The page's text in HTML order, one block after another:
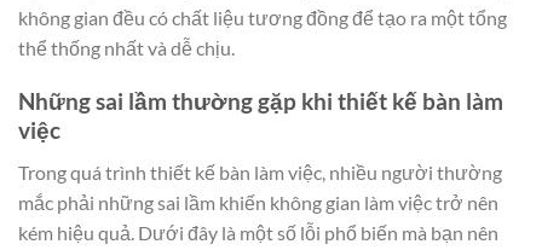
không gian đều có chất liệu tương đồng để tạo ra một tổng
thể thống nhất và dễ chịu.
Những sai lầm thường gặp khi thiết kế bàn làm
việc
Trong quá trình thiết kế bàn làm việc, nhiều người thường
mắc phải những sai lầm khiến không gian làm việc trở nên
kém hiệu quả. Dưới đây là một số lỗi phổ biến mà bạn nên